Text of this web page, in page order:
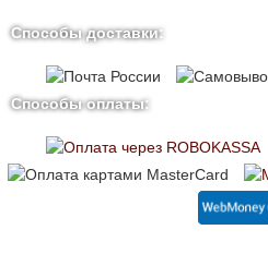
Способы доставки:
Способы оплаты: